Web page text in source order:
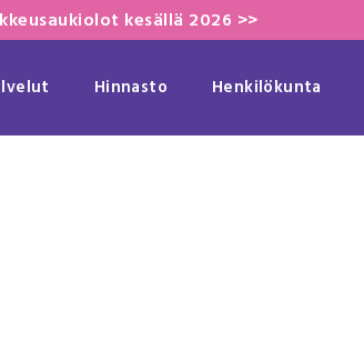
kesällä 2026 >>
Hinnasto Henkilökunta